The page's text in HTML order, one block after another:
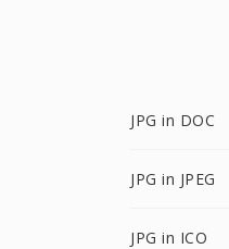
JPG in DOC
JPG in JPEG
JPG in ICO